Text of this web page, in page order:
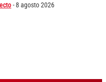
- 8 agosto 2026